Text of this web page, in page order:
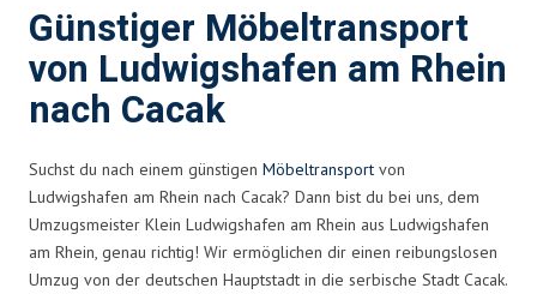
Günstiger Möbeltransport
von Ludwigshafen am Rhein
nach Cacak
Suchst du nach einem günstigen Möbeltransport von
Ludwigshafen am Rhein nach Cacak? Dann bist du bei uns, dem
Umzugsmeister Klein Ludwigshafen am Rhein aus Ludwigshafen
am Rhein, genau richtig! Wir ermöglichen dir einen reibungslosen
Umzug von der deutschen Hauptstadt in die serbische Stadt Cacak.